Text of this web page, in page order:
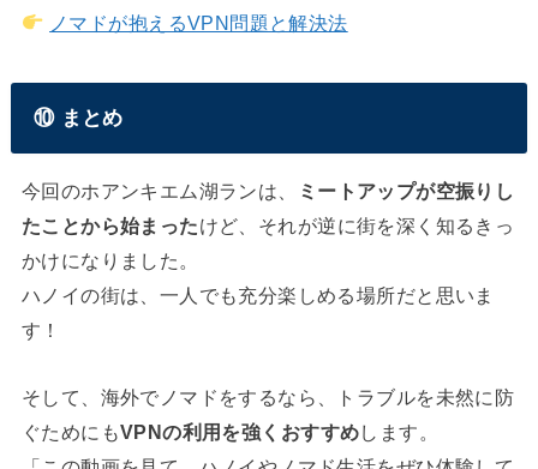
ノマドが抱えるVPN問題と解決法
⑩ まとめ
今回のホアンキエム湖ランは、
ミートアップが空振りし
たことから始まったけど、それが逆に街を深く知るきっ
かけになりました。
ハノイの街は、一人でも充分楽しめる場所だと思いま
す！
そして、海外でノマドをするなら、トラブルを未然に防
ぐためにもVPNの利用を強くおすすめします。